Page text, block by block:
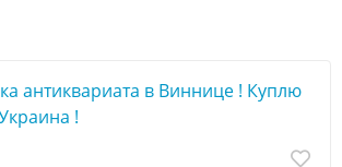
антиквариата в Виннице ! Куплю
!